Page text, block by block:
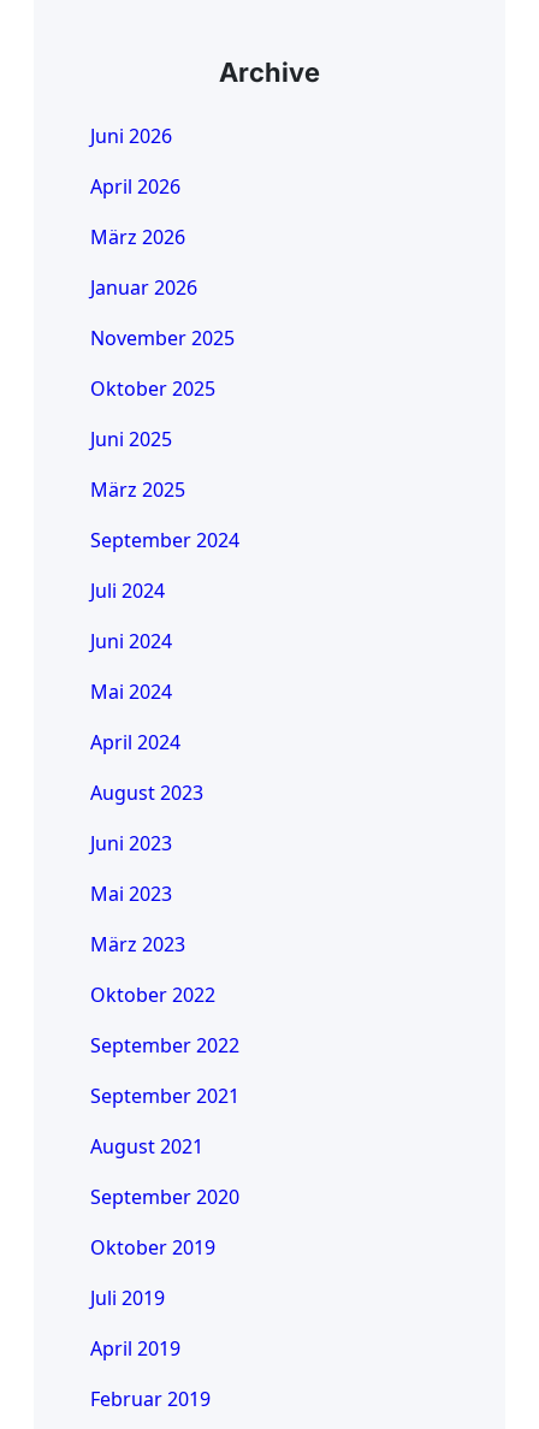
Archive
Juni 2026
April 2026
März 2026
Januar 2026
November 2025
Oktober 2025
Juni 2025
März 2025
September 2024
Juli 2024
Juni 2024
Mai 2024
April 2024
August 2023
Juni 2023
Mai 2023
März 2023
Oktober 2022
September 2022
September 2021
August 2021
September 2020
Oktober 2019
Juli 2019
April 2019
Februar 2019